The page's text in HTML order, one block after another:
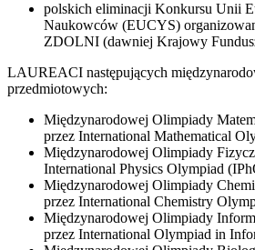
polskich eliminacji Konkursu Unii
Naukowców (EUCYS)
ZDOLNI (dawniej Krajowy
LAUREACI następujących
przedmiotowych:
Międzynarodowej Olimpiady
przez International Mathematical
Międzynarodowej Olimpiady
International Physics Olympiad
Międzynarodowej Olimpiady
przez International Chemistry
Międzynarodowej Olimpiady
przez International Olympiad in